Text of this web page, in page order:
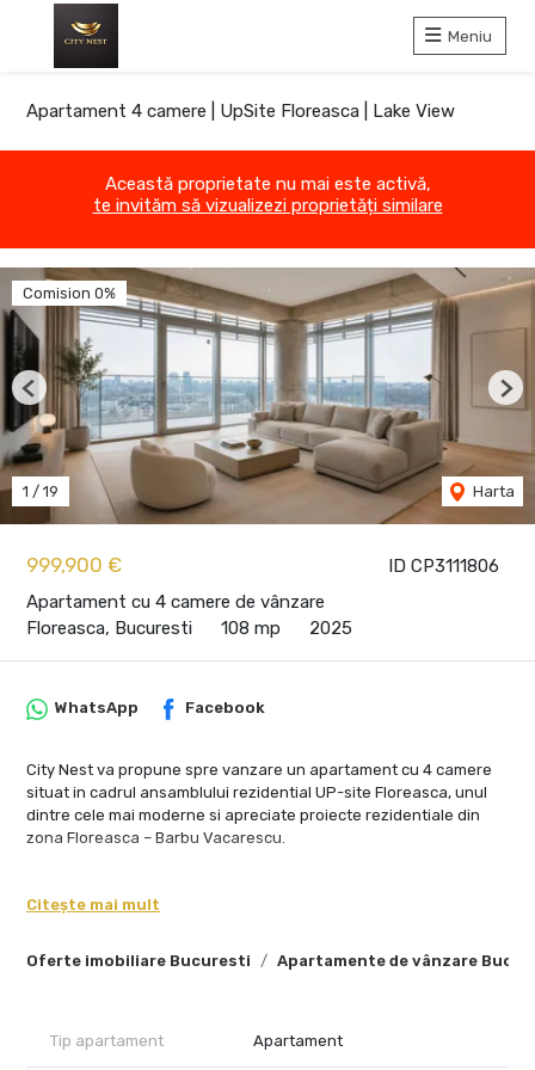
Meniu
Apartament 4 camere | UpSite Floreasca | Lake View
Această proprietate nu mai este activă,
te invităm să vizualizezi proprietăți similare
ID CP3111806
999,900 €
Apartament cu 4 camere de vânzare
Floreasca, Bucuresti
108 mp 2025
Comision 0%
1 / 19 Harta
Previous
Oferte imobiliare Bucuresti Apartamente de vânzare
WhatsApp Facebook
City Nest va propune spre vanzare un apartament cu 4 camere
situat in cadrul ansamblului rezidential UP-site Floreasca, unul
dintre cele mai moderne si apreciate proiecte rezidentiale din
zona Floreasca – Barbu Vacarescu.
catre lac, suprafete vitrate ample si lumina naturala pe tot
foarte bine zona de living si oferind panorama deschisa asupra
Citește mai mult
Tip apartament Apartament